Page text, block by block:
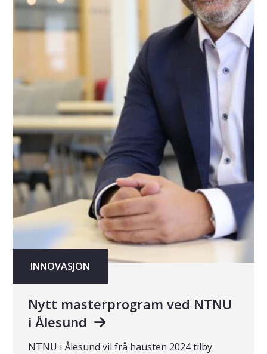
INNOVASJON
Nytt masterprogram ved NTNU
i Ålesund
NTNU i Ålesund vil frå hausten 2024 tilby